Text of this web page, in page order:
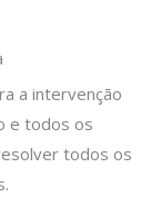
a intervenção
e todos os
todos os